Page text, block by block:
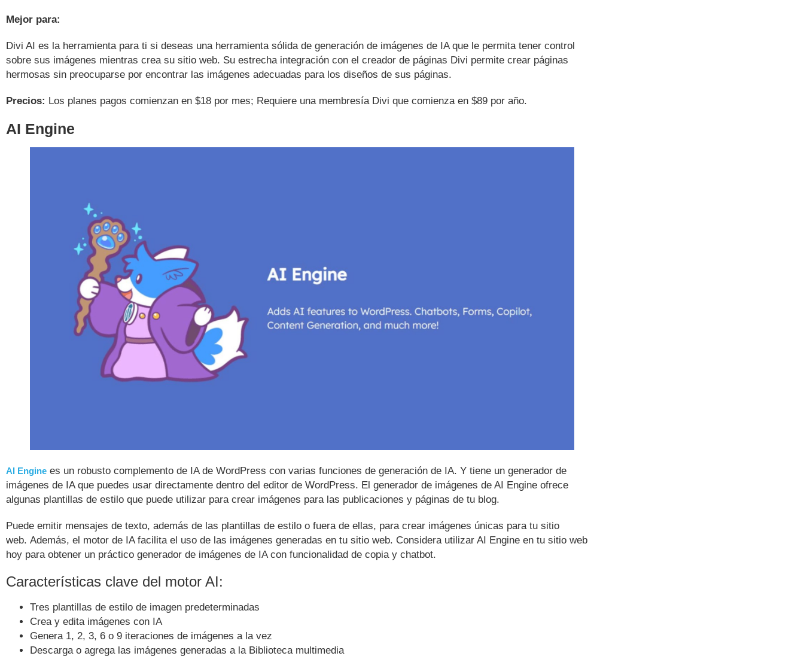
Mejor para:
Divi AI es la herramienta para ti si deseas una herramienta sólida de generación de imágenes de IA que le permita tener control
sobre sus imágenes mientras crea su sitio web. Su estrecha integración con el creador de páginas Divi permite crear páginas
hermosas sin preocuparse por encontrar las imágenes adecuadas para los diseños de sus páginas.
Precios: Los planes pagos comienzan en $18 por mes; Requiere una membresía Divi que comienza en $89 por año.
AI Engine
AI Engine es un robusto complemento de IA de WordPress con varias funciones de generación de IA. Y tiene un generador de
imágenes de IA que puedes usar directamente dentro del editor de WordPress. El generador de imágenes de AI Engine ofrece
algunas plantillas de estilo que puede utilizar para crear imágenes para las publicaciones y páginas de tu blog.
Puede emitir mensajes de texto, además de las plantillas de estilo o fuera de ellas, para crear imágenes únicas para tu sitio
web. Además, el motor de IA facilita el uso de las imágenes generadas en tu sitio web. Considera utilizar AI Engine en tu sitio web
hoy para obtener un práctico generador de imágenes de IA con funcionalidad de copia y chatbot.
Características clave del motor AI:
Tres plantillas de estilo de imagen predeterminadas
Crea y edita imágenes con IA
Genera 1, 2, 3, 6 o 9 iteraciones de imágenes a la vez
Descarga o agrega las imágenes generadas a la Biblioteca multimedia